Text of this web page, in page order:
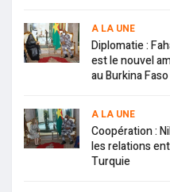
A LA UNE
Diplomatie :
est le nouvel
au Burkina Faso
A LA UNE
Coopération :
les relations
Turquie